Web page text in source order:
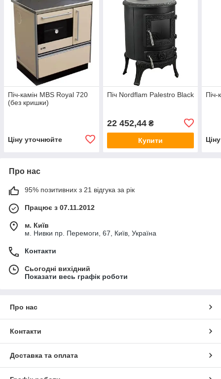
Піч-камін MBS Royal 720
(без кришки)
Ціну уточнюйте
Піч Nordflam Palestro Black
22 452,44₴
Купити
Піч-
Про нас
95% позитивних з 21 відгука за рік
Працює з 07.11.2012
м. Київ
м. Нивки пр. Перемоги, 67, Київ, Україна
Контакти
Сьогодні вихідний
Показати весь графік роботи
Про нас
Контакти
Доставка та оплата